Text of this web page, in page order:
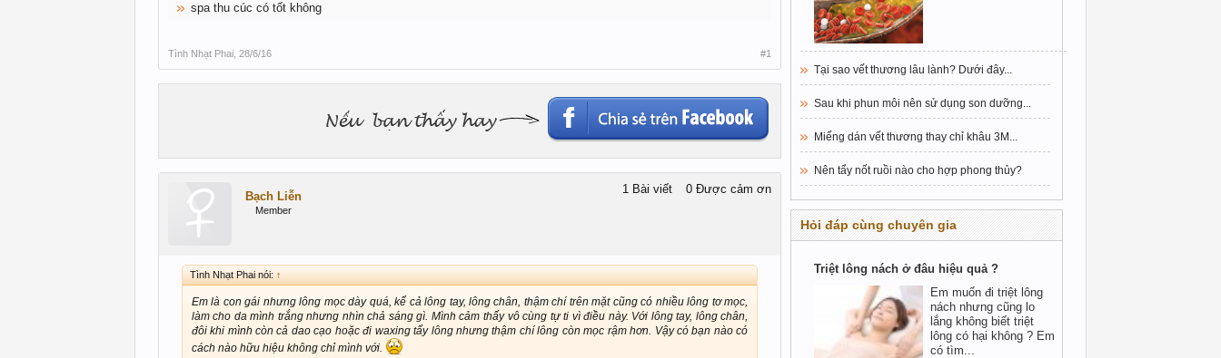
spa thu cúc có tốt không
Tình Nhạt Phai 28/6/16 #1
Bạch Liễn
Member
1 Bài viết 0 Được cảm ơn
Tình Nhạt Phai nói: ↑
Em là con gái nhưng lông mọc dày quá, kể cả lông tay, lông chân, thậm chí trên mặt cũng có nhiều lông tơ mọc,
làm cho da mình trắng nhưng nhìn chả sáng gì. Mình cảm thấy vô cùng tự ti vì điều này. Với lông tay, lông chân,
đôi khi mình còn cả dao cạo hoặc đi waxing tẩy lông nhưng thậm chí lông còn mọc rậm hơn. Vậy có bạn nào có
cách nào hữu hiệu không chỉ mình với.
Tại sao vết thương lâu lành? Dưới đây...
Sau khi phun môi nên sử dụng son dưỡng...
Miếng dán vết thương thay chỉ khâu 3M...
Nên tẩy nốt ruồi nào cho hợp phong thủy?
Hỏi đáp cùng chuyên gia
Triệt lông nách ở đâu hiệu quả ?
Em muốn đi triệt lông
nách nhưng cũng lo
lắng không biết triệt
lông có hại không ? Em
có tìm...